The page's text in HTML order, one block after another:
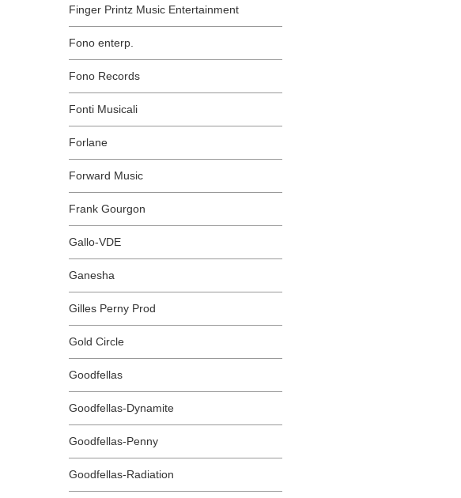
Finger Printz Music Entertainment
Fono enterp.
Fono Records
Fonti Musicali
Forlane
Forward Music
Frank Gourgon
Gallo-VDE
Ganesha
Gilles Perny Prod
Gold Circle
Goodfellas
Goodfellas-Dynamite
Goodfellas-Penny
Goodfellas-Radiation